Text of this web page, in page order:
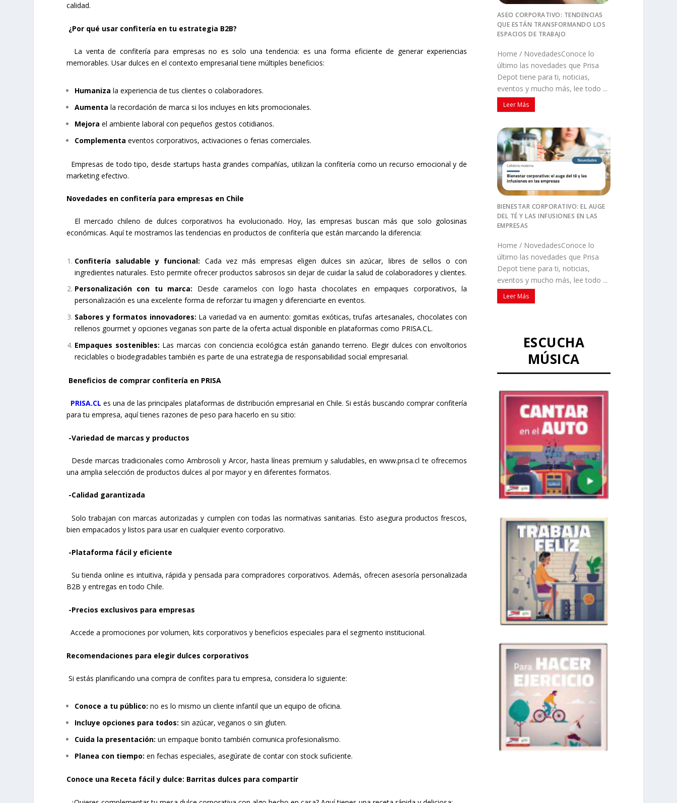
calidad.
¿Por qué usar confitería en tu estrategia B2B?
La venta de confitería para empresas no es solo una tendencia: es una forma eficiente de generar experiencias
memorables. Usar dulces en el contexto empresarial tiene múltiples beneficios:
Humaniza la experiencia de tus clientes o colaboradores.
Aumenta la recordación de marca si los incluyes en kits promocionales.
Mejora el ambiente laboral con pequeños gestos cotidianos.
Complementa eventos corporativos, activaciones o ferias comerciales.
Empresas de todo tipo, desde startups hasta grandes compañías, utilizan la confitería como un recurso emocional y de
marketing efectivo.
Novedades en confitería para empresas en Chile
El mercado chileno de dulces corporativos ha evolucionado. Hoy, las empresas buscan más que solo golosinas
económicas. Aquí te mostramos las tendencias en productos de confitería que están marcando la diferencia:
Confitería saludable y funcional: Cada vez más empresas eligen dulces sin azúcar, libres de sellos o con
ingredientes naturales. Esto permite ofrecer productos sabrosos sin dejar de cuidar la salud de colaboradores y clientes.
Personalización con tu marca: Desde caramelos con logo hasta chocolates en empaques corporativos, la
personalización es una excelente forma de reforzar tu imagen y diferenciarte en eventos.
Sabores y formatos innovadores: La variedad va en aumento: gomitas exóticas, trufas artesanales, chocolates con
rellenos gourmet y opciones veganas son parte de la oferta actual disponible en plataformas como PRISA.CL.
Empaques sostenibles: Las marcas con conciencia ecológica están ganando terreno. Elegir dulces con envoltorios
reciclables o biodegradables también es parte de una estrategia de responsabilidad social empresarial.
Beneficios de comprar confitería en PRISA
PRISA.CL es una de las principales plataformas de distribución empresarial en Chile. Si estás buscando comprar confitería
para tu empresa, aquí tienes razones de peso para hacerlo en su sitio:
-Variedad de marcas y productos
Desde marcas tradicionales como Ambrosoli y Arcor, hasta líneas premium y saludables, enwww.prisa.cl te ofrecemos
una amplia selección de productos dulces al por mayor y en diferentes formatos.
-Calidad garantizada
Solo trabajan con marcas autorizadas y cumplen con todas las normativas sanitarias. Esto asegura productos frescos,
bien empacados y listos para usar en cualquier evento corporativo.
-Plataforma fácil y eficiente
Su tienda online es intuitiva, rápida y pensada para compradores corporativos. Además, ofrecen asesoría personalizada
B2B y entregas en todo Chile.
-Precios exclusivos para empresas
Accede a promociones por volumen, kits corporativos y beneficios especiales para el segmento institucional.
Recomendaciones para elegir dulces corporativos
Si estás planificando una compra de confites para tu empresa, considera lo siguiente:
Conoce a tu público: no es lo mismo un cliente infantil que un equipo de oficina.
Incluye opciones para todos: sin azúcar, veganos o sin gluten.
Cuida la presentación: un empaque bonito también comunica profesionalismo.
Planea con tiempo: en fechas especiales, asegúrate de contar con stock suficiente.
Conoce una Receta fácil y dulce: Barritas dulces para compartir
ASEO CORPORATIVO: TENDENCIAS
QUE ESTÁN TRANSFORMANDO LOS
ESPACIOS DE TRABAJO
Home / NovedadesConoce lo
último las novedades que Prisa
Depot tiene para ti, noticias,
eventos y mucho más, lee todo ...
Leer Más
BIENESTAR CORPORATIVO: EL AUGE
DEL TÉ Y LAS INFUSIONES EN LAS
EMPRESAS
Home / NovedadesConoce lo
último las novedades que Prisa
Depot tiene para ti, noticias,
eventos y mucho más, lee todo ...
Leer Más
ESCUCHA
MÚSICA